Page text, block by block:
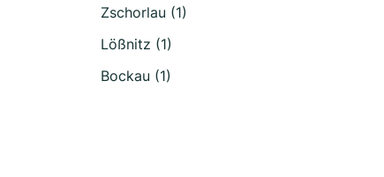
Zschorlau (1)
Lößnitz (1)
Bockau (1)